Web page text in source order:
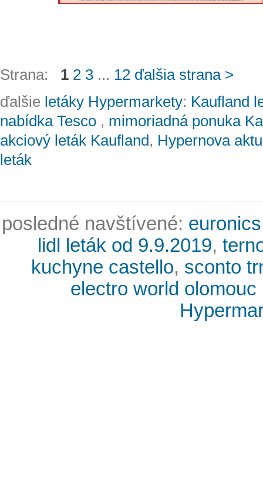
Strana: 1 2 3 ... 12 ďalšia strana >
ďalšie letáky Hypermarkety: Kaufland
nabídka Tesco , mimoriadná ponuka
akciový leták Kaufland, Hypernova
leták
posledné navštívené:
lidl leták od 9.9.2019,
kuchyne castello, sconto
electro world olomouc